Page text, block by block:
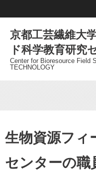
to
content
京都工芸繊維大
ド科学教育研究
Center for Bioresource Field
TECHNOLOGY
生物資源フィ
センターの職